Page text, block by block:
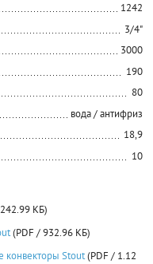
1242
3/4"
3000
190
80
вода / антифриз
18,9
10
КБ)
(PDF / 932.96 КБ)
конвекторы Stout(PDF / 1.12